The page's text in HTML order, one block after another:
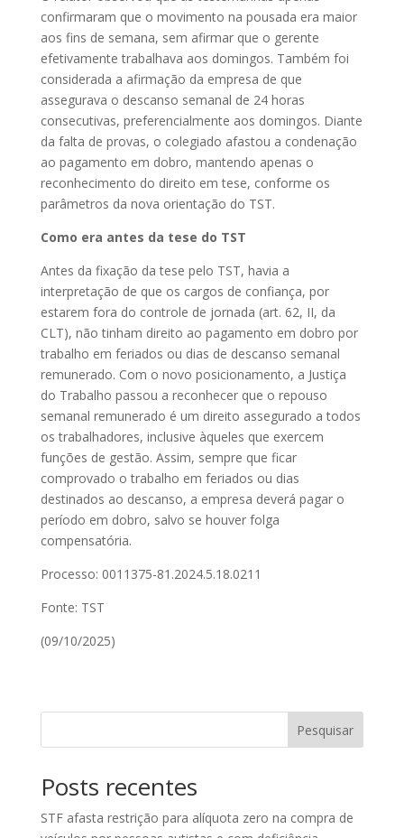
confirmaram que o movimento na pousada era maior
aos fins de semana, sem afirmar que o gerente
efetivamente trabalhava aos domingos. Também foi
considerada a afirmação da empresa de que
assegurava o descanso semanal de 24 horas
consecutivas, preferencialmente aos domingos. Diante
da falta de provas, o colegiado afastou a condenação
ao pagamento em dobro, mantendo apenas o
reconhecimento do direito em tese, conforme os
parâmetros da nova orientação do TST.
Como era antes da tese do TST
Antes da fixação da tese pelo TST, havia a
interpretação de que os cargos de confiança, por
estarem fora do controle de jornada (art. 62, II, da
CLT), não tinham direito ao pagamento em dobro por
trabalho em feriados ou dias de descanso semanal
remunerado. Com o novo posicionamento, a Justiça
do Trabalho passou a reconhecer que o repouso
semanal remunerado é um direito assegurado a todos
os trabalhadores, inclusive àqueles que exercem
funções de gestão. Assim, sempre que ficar
comprovado o trabalho em feriados ou dias
destinados ao descanso, a empresa deverá pagar o
período em dobro, salvo se houver folga
compensatória.
Processo: 0011375-81.2024.5.18.0211
Fonte: TST
(09/10/2025)
Pesquisar
Posts recentes
STF afasta restrição para alíquota zero na compra de